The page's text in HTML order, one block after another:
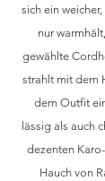
sich ein
nur
gewählte
strahlt mit dem
dem Outfit
lässig als auch
dezenten
Hauch von